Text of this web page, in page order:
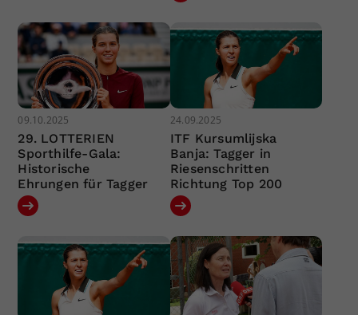
09.10.2025
29. LOTTERIEN
Sporthilfe-Gala:
Historische
Ehrungen für Tagger
24.09.2025
ITF Kursumlijska
Banja: Tagger in
Riesenschritten
Richtung Top 200